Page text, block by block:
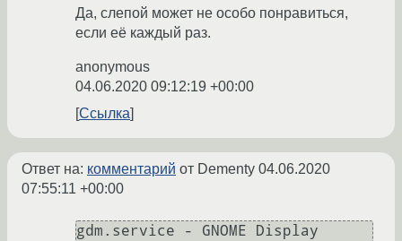
Да, слепой может не особо понравиться,
если её каждый раз.
anonymous
04.06.2020 09:12:19 +00:00
Ссылка
Ответ на: комментарий от Dementy 04.06.2020
07:55:11 +00:00
gdm.service - GNOME Display